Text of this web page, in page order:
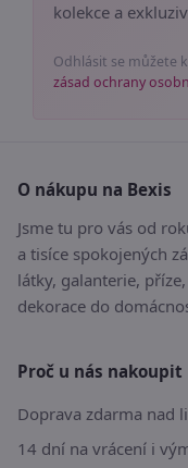
kolekce a
Odhlásit se můžete
zásad ochrany
O nákupu na Bexis
Jsme tu pro vás od
a tisíce spokojených
látky, galanterie,
dekorace do
Proč u nás nakoupit
Doprava zdarma nad
14 dní na vrácení i